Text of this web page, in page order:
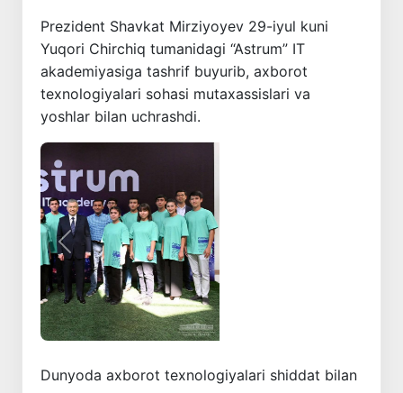
Prezident Shavkat Mirziyoyev 29-iyul kuni
Yuqori Chirchiq tumanidagi “Astrum” IT
akademiyasiga tashrif buyurib, axborot
texnologiyalari sohasi mutaxassislari va
yoshlar bilan uchrashdi.
Oldingi
Dunyoda axborot texnologiyalari shiddat bilan